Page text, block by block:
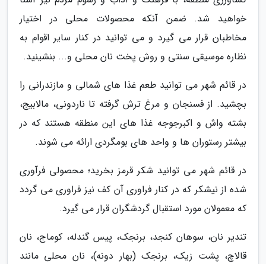
خواهید شد. ضمن آنکه محصولات محلی در اختیار
مخاطبان قرار می گیرد و می توانید در کنار سایر اقوام به
نظاره موسیقی سنتی و روش پخت نان محلی و... بنشینید.
در قائم شهر می توانید طعم غذا های شمالی و مازندرانی را
بچشید. از فسنجان و مرغ ترش گرفته تا ناردونی، مالابیج،
بشته واش و اکبرجوجه غذا های این منطقه هستند که در
بیشتر رستوران ها و واحد های بومگردی ارائه می شوند.
در قائم شهر می توانید شکر قرمز بخرید؛ محصولی فرآوری
شده از نیشکر که در کنار فراوری آن کف نیز فراوری می گردد
که معمولان مورد استقبال گردشگران قرار می گیرد.
تندیر نان، سوهان کنجد، برنجک، پیس گندله، کوماج، نان
قالاچ، پشت زیک، برنجک (بهار دونه)، نان محلی مانند